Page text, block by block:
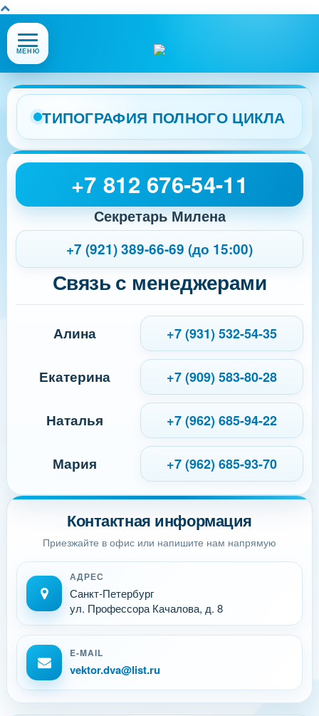
Открыть
или
меню
сайта
МЕНЮ
ТИПОГРАФИЯ ПОЛНОГО ЦИКЛА
Контактная информация
Приезжайте в офис или напишите нам напрямую
АДРЕС
Санкт-Петербург
ул. Профессора Качалова, д. 8
E-MAIL
vektor.dva@list.ru
+7 812 676-54-11
Секретарь Милена
+7 (921) 389-66-69 (до 15:00)
Связь с менеджерами
Алина +7 (931) 532-54-35
Екатерина +7 (909) 583-80-28
Наталья +7 (962) 685-94-22
Мария +7 (962) 685-93-70